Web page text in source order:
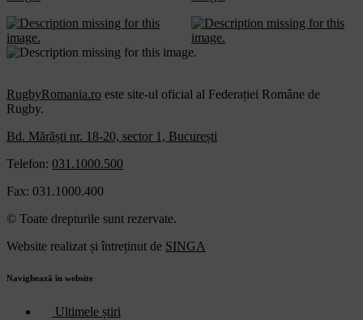
RugbyRomania.ro este site-ul oficial al Federației Române de
Rugby.
Bd. Mărăști nr. 18-20, sector 1, București
Telefon: 031.1000.500
Fax: 031.1000.400
© Toate drepturile sunt rezervate.
Website realizat și întreținut de SINGA
Navighează în website
Ultimele știri